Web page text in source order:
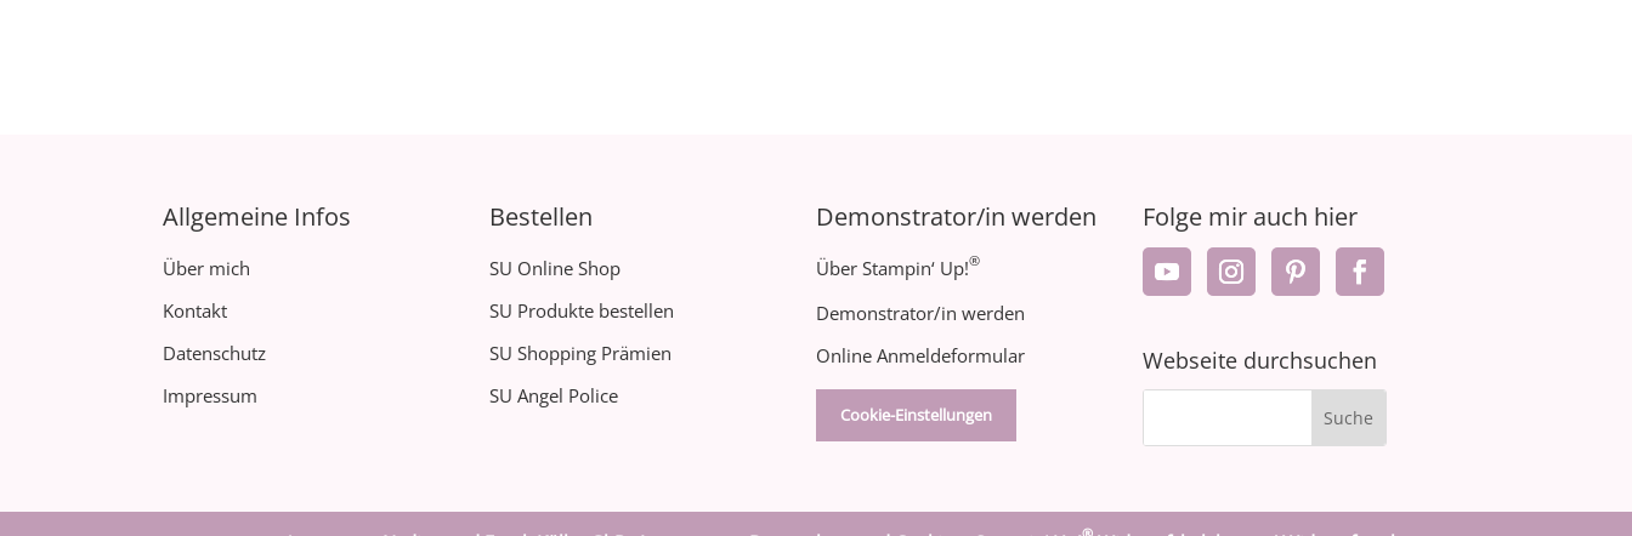
Allgemeine Infos
Über mich
Kontakt
Datenschutz
Impressum
Bestellen
SU Online Shop
SU Produkte bestellen
SU Shopping Prämien
SU Angel Police
Demonstrator/in werden
Über Stampin‘ Up!®
Demonstrator/in werden
Online Anmeldeformular
Cookie-Einstellungen
Folge mir auch hier
Webseite durchsuchen